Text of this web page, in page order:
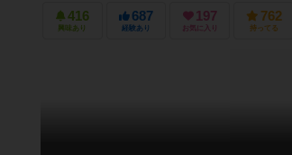
416
興味あり
687
経験あり
197
お気に入り
762
持ってる